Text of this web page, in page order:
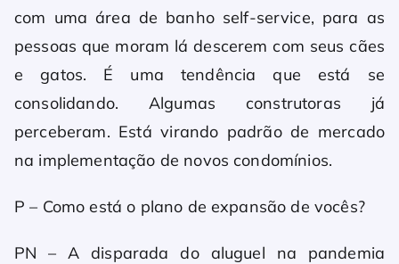
com uma área de banho self-service, para as
pessoas que moram lá descerem com seus cães
e gatos. É uma tendência que está se
consolidando. Algumas construtoras já
perceberam. Está virando padrão de mercado
na implementação de novos condomínios.
P – Como está o plano de expansão de vocês?
PN – A disparada do aluguel na pandemia